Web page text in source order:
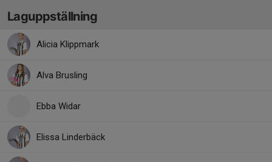
Laguppställning
Alicia Klippmark
Alva Brusling
Ebba Widar
Elissa Linderbäck